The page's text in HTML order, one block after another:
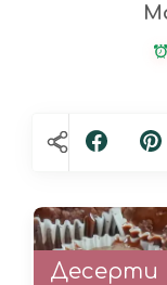
Десерти